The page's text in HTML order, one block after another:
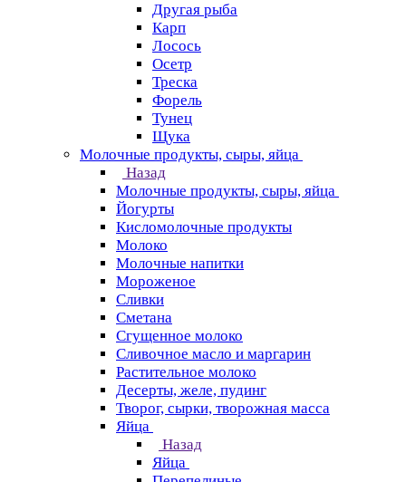
Другая рыба
Карп
Лосось
Осетр
Треска
Форель
Тунец
Щука
Молочные продукты, сыры, яйца
Назад
Молочные продукты, сыры, яйца
Йогурты
Кисломолочные продукты
Молоко
Молочные напитки
Мороженое
Сливки
Сметана
Сгущенное молоко
Сливочное масло и маргарин
Растительное молоко
Десерты, желе, пудинг
Творог, сырки, творожная масса
Яйца
Назад
Яйца